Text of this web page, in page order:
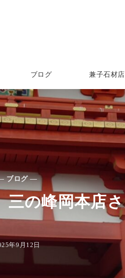
ブログ 兼子石材
ブログ —
の峰岡本店
年9月12日